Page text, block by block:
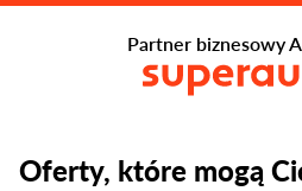
Oferty, które mogą
Partner biznesowy